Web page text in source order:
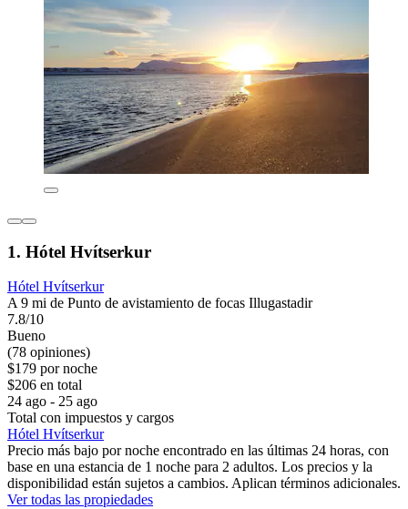
1. Hótel Hvítserkur
Hótel Hvítserkur
A 9 mi de Punto de avistamiento de focas Illugastadir
7.8/10
Bueno
(78 opiniones)
$179 por noche
$206 en total
24 ago - 25 ago
Total con impuestos y cargos
Hótel Hvítserkur
Precio más bajo por noche encontrado en las últimas 24 horas, con
base en una estancia de 1 noche para 2 adultos. Los precios y la
disponibilidad están sujetos a cambios. Aplican términos adicionales.
Ver todas las propiedades